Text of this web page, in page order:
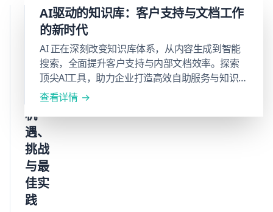
构建平
台打破
信息孤
岛，实
现智能
搜索与
个性化
发，助
力企业
提升运
营效率
与决策
能力，
人工
智能
赋能
知识
理：
机
遇、
挑战
与最
佳实
践
AI驱动的知识库：客户支持与文档工作
的新时代
AI 正在深刻改变知识库体系，从内容生成到智能
搜索，全面提升客户支持与内部文档效率。探索
顶尖AI工具，助力企业打造高效自助服务与知识管
理方案。
查看详情